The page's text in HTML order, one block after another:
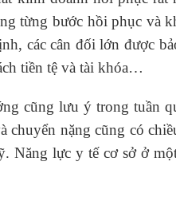
từng bước hồi phục và
các cân đối lớn được
tiền tệ và tài khóa…
cũng lưu ý trong tuần
chuyển nặng cũng có
Năng lực y tế cơ sở ở